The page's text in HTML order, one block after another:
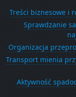
Treści biznesowe i
Sprawdzanie
Organizacja
Transport mienia
Aktywność